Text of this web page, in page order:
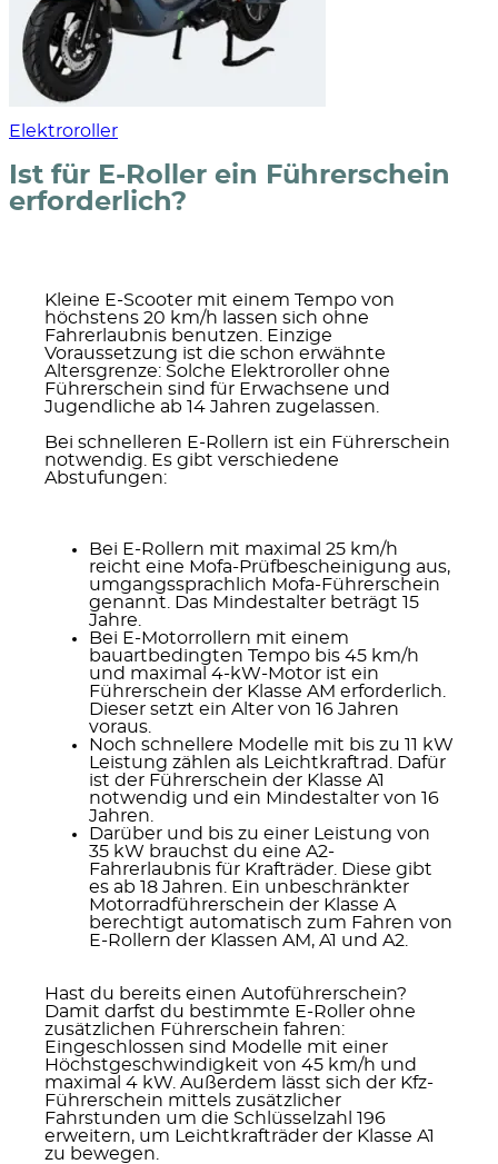
Elektroroller
Ist für E-Roller ein Führerschein
erforderlich?
Kleine E-Scooter mit einem Tempo von
höchstens 20 km/h lassen sich ohne
Fahrerlaubnis benutzen.
Einzige
Voraussetzung ist die schon erwähnte
Altersgrenze: Solche Elektroroller ohne
Führerschein sind für Erwachsene und
Jugendliche ab 14 Jahren zugelassen.
Bei schnelleren E-Rollern ist ein Führerschein
notwendig.
Es gibt verschiedene
Abstufungen:
Bei E-Rollern mit maximal 25 km/h
reicht eine Mofa-Prüfbescheinigung aus,
umgangssprachlich Mofa-Führerschein
genannt. Das Mindestalter beträgt 15
Jahre.
Bei E-Motorrollern mit einem
bauartbedingten Tempo bis 45 km/h
und maximal 4-kW-Motor ist ein
Führerschein der Klasse AM erforderlich.
Dieser setzt ein Alter von 16 Jahren
voraus.
Noch schnellere Modelle mit bis zu 11 kW
Leistung zählen als Leichtkraftrad. Dafür
ist der Führerschein der Klasse A1
notwendig und ein Mindestalter von 16
Jahren.
Darüber und bis zu einer Leistung von
35 kW brauchst du eine A2-
Fahrerlaubnis für Krafträder. Diese gibt
es ab 18 Jahren. Ein unbeschränkter
Motorradführerschein der Klasse A
berechtigt automatisch zum Fahren von
E-Rollern der Klassen AM, A1 und A2.
Hast du bereits einen Autoführerschein?
Damit darfst du bestimmte E-Roller ohne
zusätzlichen Führerschein fahren:
Eingeschlossen sind Modelle mit einer
Höchstgeschwindigkeit von 45 km/h und
maximal 4 kW. Außerdem lässt sich der Kfz-
Führerschein mittels zusätzlicher
Fahrstunden um die Schlüsselzahl 196
erweitern, um Leichtkrafträder der Klasse A1
zu bewegen.